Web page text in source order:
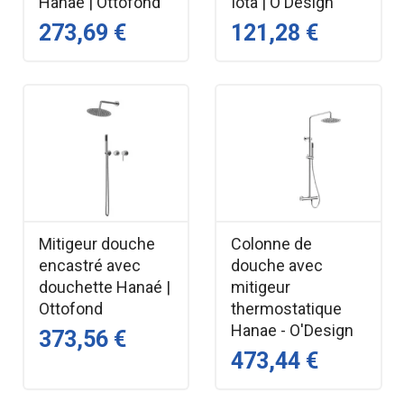
273,69 € 121,28 €
Mitigeur douche
encastré avec
douchette Hanaé |
Ottofond
373,56 €
Colonne de
douche avec
mitigeur
thermostatique
Hanae - O'Design
473,44 €